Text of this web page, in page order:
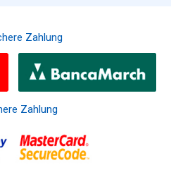
Zahlung
Zahlung